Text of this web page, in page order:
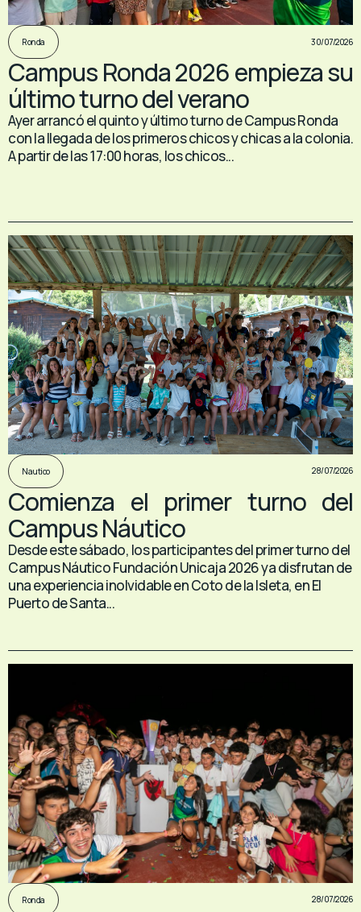
Ronda 30/07/2026
Campus Ronda 2026 empieza su
último turno del verano
Ayer arrancó el quinto y último turno de Campus Ronda
con la llegada de los primeros chicos y chicas a la colonia.
A partir de las 17:00 horas, los chicos...
Nautico 28/07/2026
Comienza el primer turno del
Campus Náutico
Desde este sábado, los participantes del primer turno del
Campus Náutico Fundación Unicaja 2026 ya disfrutan de
una experiencia inolvidable en Coto de la Isleta, en El
Puerto de Santa...
Ronda 28/07/2026